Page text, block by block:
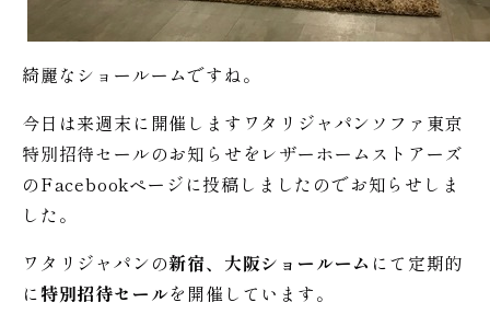
綺麗なショールームですね。
今日は来週末に開催しますワタリジャパンソファ東京
特別招待セールのお知らせをレザーホームストアーズ
のFacebookページに投稿しましたのでお知らせしま
した。
ワタリジャパンの新宿、大阪ショールーム にて定期的
に特別招待セールを開催しています。